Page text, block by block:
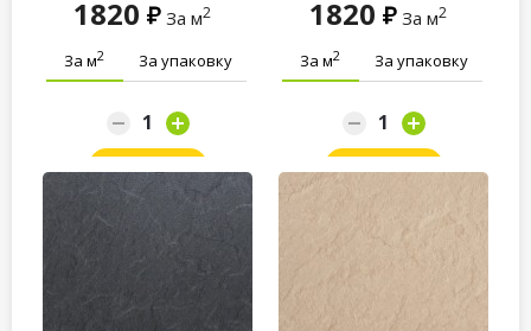
1820 За м2
За м2 За упаковку
1820 За м2
За м2 За упаковку